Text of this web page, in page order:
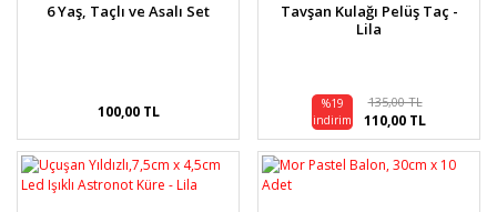
6 Yaş, Taçlı ve Asalı Set
100,00 TL
Tavşan Kulağı Pelüş Taç -
Lila
%19
indirim
135,00 TL
110,00 TL